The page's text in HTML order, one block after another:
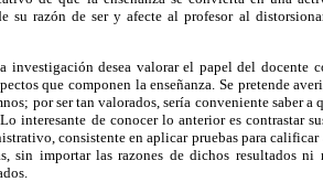
su razón de ser y afecte al profesor al
investigación desea valorar el papel del docente
que componen la enseñanza. Se pretende
por ser tan valorados, sería conveniente saber a
interesante de conocer lo anterior es contrastar
consistente en aplicar pruebas para
sin importar las razones de dichos resultados ni